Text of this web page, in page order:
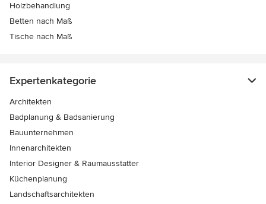
Holzbehandlung
Betten nach Maß
Tische nach Maß
Expertenkategorie
Architekten
Badplanung & Badsanierung
Bauunternehmen
Innenarchitekten
Interior Designer & Raumausstatter
Küchenplanung
Landschaftsarchitekten